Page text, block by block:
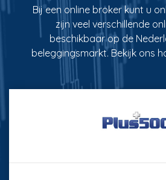
Bij een online broker kunt u
zijn veel verschillende
beschikbaar op de
beleggingsmarkt. Bekijk ons